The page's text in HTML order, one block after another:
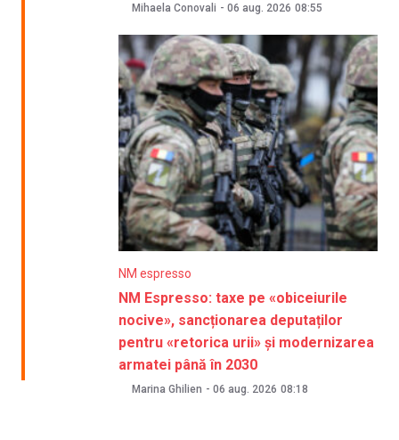
Mihaela Conovali - 06 aug. 2026 08:55
NM espresso
NM Espresso: taxe pe «obiceiurile
nocive», sancționarea deputaților
pentru «retorica urii» și modernizarea
armatei până în 2030
Marina Ghilien - 06 aug. 2026 08:18